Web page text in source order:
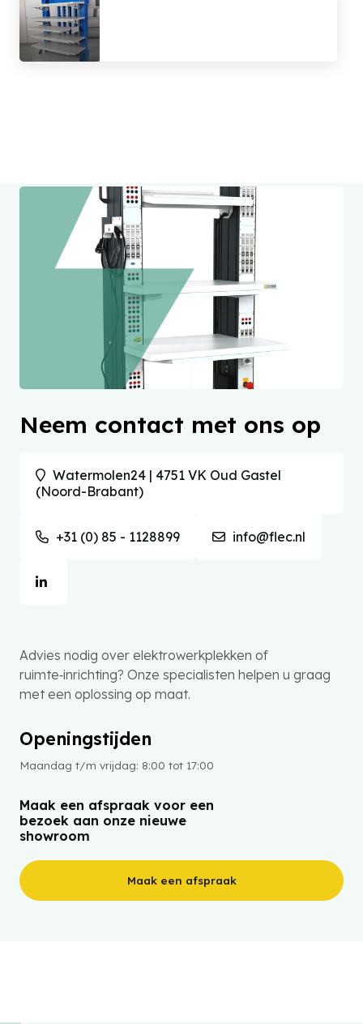
Neem contact met ons op
Watermolen24 | 4751 VK Oud Gastel
(Noord-Brabant)
+31 (0) 85 - 1128899 info@flec.nl
Advies nodig over elektrowerkplekken of
ruimte‑inrichting? Onze specialisten helpen u graag
met een oplossing op maat.
Openingstijden
Maandag t/m vrijdag: 8:00 tot 17:00
Maak een afspraak voor een
bezoek aan onze nieuwe
showroom
Maak een afspraak